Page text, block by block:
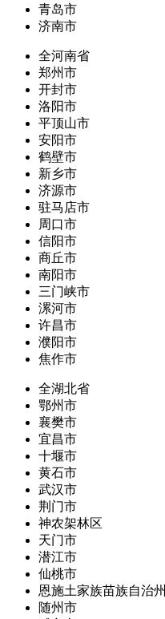
青岛市
济南市
全河南省
郑州市
开封市
洛阳市
平顶山市
安阳市
鹤壁市
新乡市
济源市
驻马店市
周口市
信阳市
商丘市
南阳市
三门峡市
漯河市
许昌市
濮阳市
焦作市
全湖北省
鄂州市
襄樊市
宜昌市
十堰市
黄石市
武汉市
荆门市
神农架林区
天门市
潜江市
仙桃市
恩施土家族苗族自治州
随州市